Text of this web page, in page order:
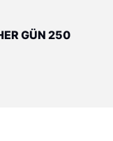
GÜN 250